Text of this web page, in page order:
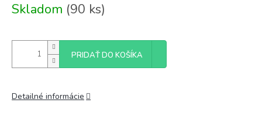
cena:
Skladom (90 ks)
PRIDAŤ DO KOŠÍKA
Detailné informácie